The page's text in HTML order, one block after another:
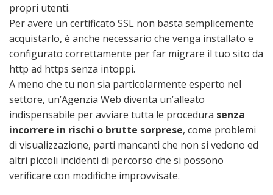
propri utenti.
Per avere un certificato SSL non basta semplicemente
acquistarlo, è anche necessario che venga installato e
configurato correttamente per far migrare il tuo sito da
http ad https senza intoppi.
A meno che tu non sia particolarmente esperto nel
settore, un’Agenzia Web diventa un’alleato
indispensabile per avviare tutta le procedura senza
incorrere in rischi o brutte sorprese, come problemi
di visualizzazione, parti mancanti che non si vedono ed
altri piccoli incidenti di percorso che si possono
verificare con modifiche improvvisate.